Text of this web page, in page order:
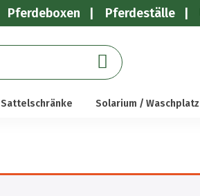
Pferdeboxen Pferdeställe
Sattelschränke Solarium / Waschplatz